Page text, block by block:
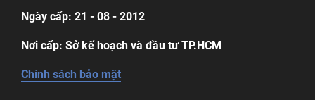
Ngày cấp: 21 - 08 - 2012
Nơi cấp: Sở kế hoạch và đầu tư TP.HCM
Chính sách bảo mật